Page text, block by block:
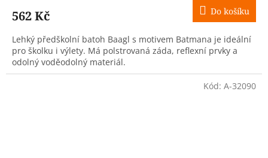
562 Kč Do košíku
Lehký předškolní batoh Baagl s motivem Batmana je ideální
pro školku i výlety. Má polstrovaná záda, reflexní prvky a
odolný voděodolný materiál.
Kód: A-32090